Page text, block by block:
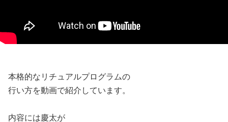
本格的なリチュアルプログラムの
行い方を動画で紹介しています。
内容には慶太が